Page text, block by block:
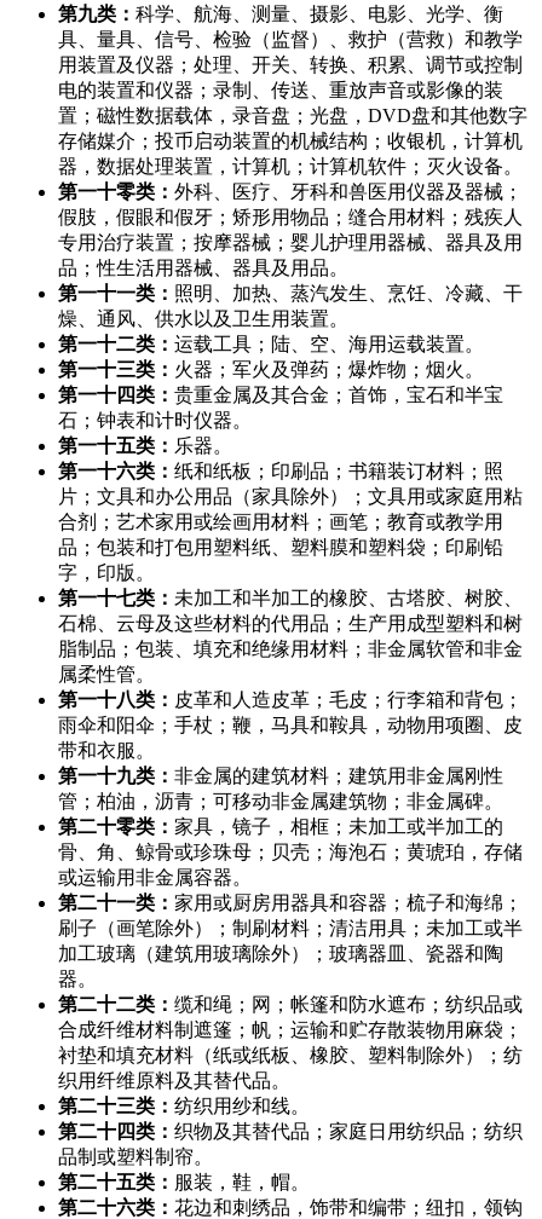
第九类： 科学、航海、测量、摄影、电影、光学、衡
具、量具、信号、检验（监督）、救护（营救）和教学
用装置及仪器；处理、开关、转换、积累、调节或控制
电的装置和仪器；录制、传送、重放声音或影像的装
置；磁性数据载体，录音盘；光盘，DVD盘和其他数字
存储媒介；投币启动装置的机械结构；收银机，计算机
器，数据处理装置，计算机；计算机软件；灭火设备。
第一十零类： 外科、医疗、牙科和兽医用仪器及器械；
假肢，假眼和假牙；矫形用物品；缝合用材料；残疾人
专用治疗装置；按摩器械；婴儿护理用器械、器具及用
品；性生活用器械、器具及用品。
第一十一类： 照明、加热、蒸汽发生、烹饪、冷藏、干
燥、通风、供水以及卫生用装置。
第一十二类： 运载工具；陆、空、海用运载装置。
第一十三类： 火器；军火及弹药；爆炸物；烟火。
第一十四类： 贵重金属及其合金；首饰，宝石和半宝
石；钟表和计时仪器。
第一十五类： 乐器。
第一十六类： 纸和纸板；印刷品；书籍装订材料；照
片；文具和办公用品（家具除外）；文具用或家庭用粘
合剂；艺术家用或绘画用材料；画笔；教育或教学用
品；包装和打包用塑料纸、塑料膜和塑料袋；印刷铅
字，印版。
第一十七类： 未加工和半加工的橡胶、古塔胶、树胶、
石棉、云母及这些材料的代用品；生产用成型塑料和树
脂制品；包装、填充和绝缘用材料；非金属软管和非金
属柔性管。
第一十八类： 皮革和人造皮革；毛皮；行李箱和背包；
雨伞和阳伞；手杖；鞭，马具和鞍具，动物用项圈、皮
带和衣服。
第一十九类： 非金属的建筑材料；建筑用非金属刚性
管；柏油，沥青；可移动非金属建筑物；非金属碑。
第二十零类： 家具，镜子，相框；未加工或半加工的
骨、角、鲸骨或珍珠母；贝壳；海泡石；黄琥珀，存储
或运输用非金属容器。
第二十一类： 家用或厨房用器具和容器；梳子和海绵；
刷子（画笔除外）；制刷材料；清洁用具；未加工或半
加工玻璃（建筑用玻璃除外）；玻璃器皿、瓷器和陶
器。
第二十二类： 缆和绳；网；帐篷和防水遮布；纺织品或
合成纤维材料制遮篷；帆；运输和贮存散装物用麻袋；
衬垫和填充材料（纸或纸板、橡胶、塑料制除外）；纺
织用纤维原料及其替代品。
第二十三类： 纺织用纱和线。
第二十四类： 织物及其替代品；家庭日用纺织品；纺织
品制或塑料制帘。
第二十五类： 服装，鞋，帽。
第二十六类： 花边和刺绣品，饰带和编带；纽扣，领钩